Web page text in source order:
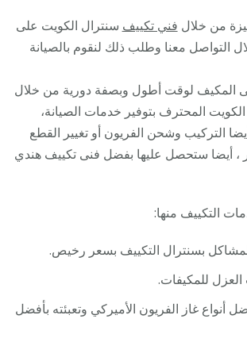
من خلال فني تكييف سنترال الكويت على
التواصل معنا وطلب ذلك لنقوم بالصيانة
المكيف لوقت أطول وبصفة دورية من خلال
المحترف بتوفير خدمات الصيانة،
التركيب وشحن الفريون أو تغيير القطع
، أيضا ستحصل عليها بفضل فنى تكييف هندي
التكييف منها:
بسنترال التكييف بسعر رخيص.
للمكيفات.
أنواع غاز الفريون الأميركي وتعبئته بأفضل